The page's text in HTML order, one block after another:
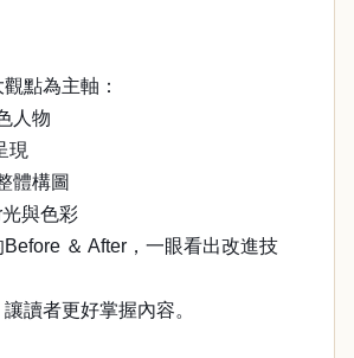
點為主軸：
人物
現
體構圖
與色彩
＆ After，一眼看出改進技
讀者更好掌握內容。